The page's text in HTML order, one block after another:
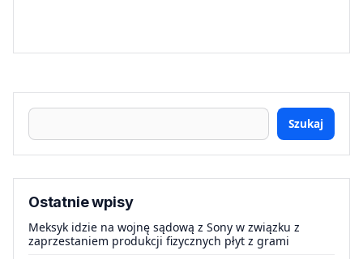
Szukaj
Ostatnie wpisy
Meksyk idzie na wojnę sądową z Sony w związku z
zaprzestaniem produkcji fizycznych płyt z grami